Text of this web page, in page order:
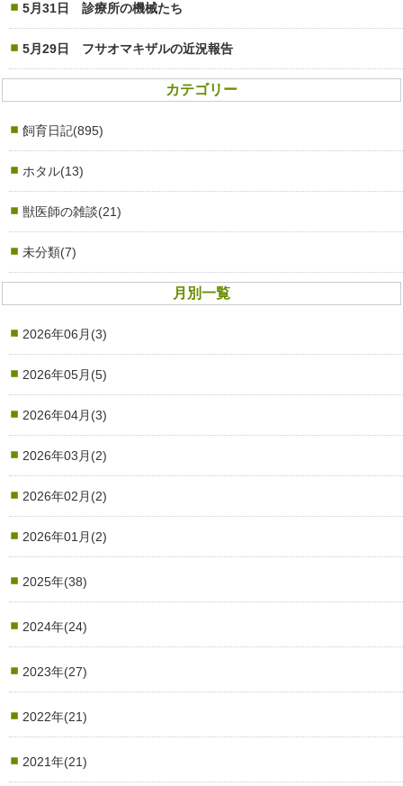
5月31日 診療所の機械たち
5月29日 フサオマキザルの近況報告
カテゴリー
飼育日記(895)
ホタル(13)
獣医師の雑談(21)
未分類(7)
月別一覧
2026年06月(3)
2026年05月(5)
2026年04月(3)
2026年03月(2)
2026年02月(2)
2026年01月(2)
2025年(38)
2024年(24)
2023年(27)
2022年(21)
2021年(21)